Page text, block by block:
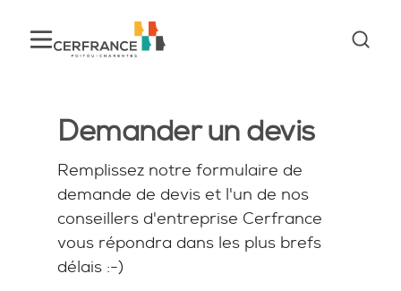
Demander un devis
Remplissez notre formulaire de
demande de devis et l'un de nos
conseillers d'entreprise Cerfrance
vous répondra dans les plus brefs
délais :-)